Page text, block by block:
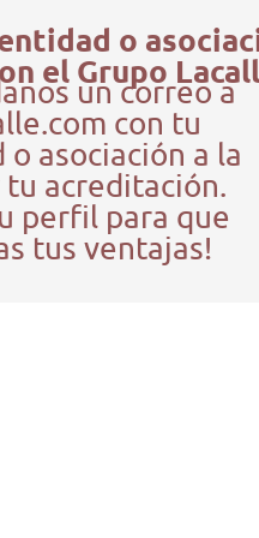
o
el Grupo
un correo a
con tu
asociación a la
acreditación.
perfil para que
tus ventajas!